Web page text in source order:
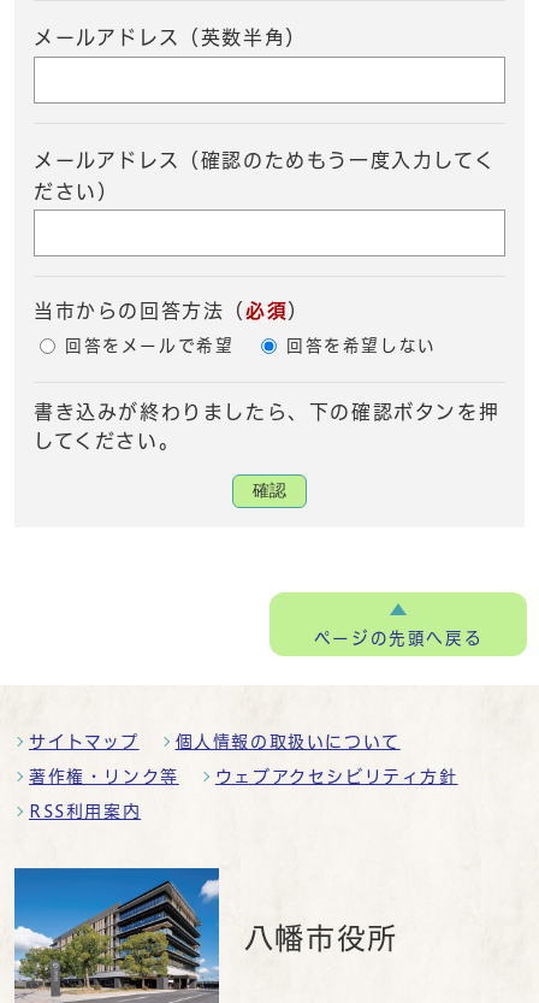
メールアドレス（英数半角）
メールアドレス（確認のためもう一度入力してく
ださい）
当市からの回答方法 （ 必須）
回答をメールで希望 回答を希望しない
書き込みが終わりましたら、下の確認ボタンを押
してください。
確認
ページの先頭へ戻る
サイトマップ 個人情報の取扱いについて
著作権・リンク等 ウェブアクセシビリティ方針
RSS利用案内
八幡市役所